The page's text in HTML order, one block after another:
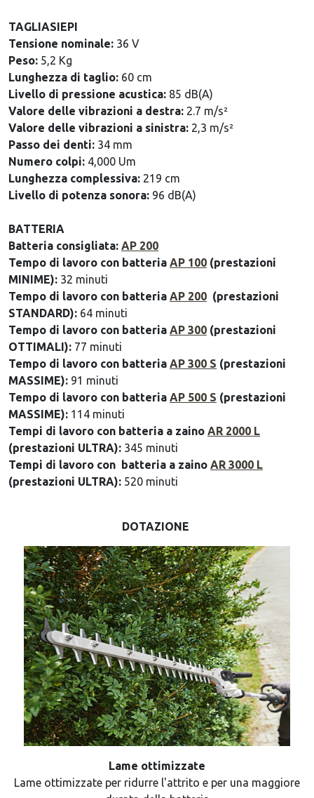
TAGLIASIEPI
Tensione nominale: 36 V
Peso: 5,2 Kg
Lunghezza di taglio: 60 cm
Livello di pressione acustica: 85 dB(A)
Valore delle vibrazioni a destra: 2.7 m/s²
Valore delle vibrazioni a sinistra: 2,3 m/s²
Passo dei denti: 34 mm
Numero colpi: 4,000 Um
Lunghezza complessiva: 219 cm
Livello di potenza sonora: 96 dB(A)
BATTERIA
Batteria consigliata: AP 200
Tempo di lavoro con batteria AP 100 (prestazioni
MINIME): 32 minuti
Tempo di lavoro con batteria AP 200 (prestazioni
STANDARD): 64 minuti
Tempo di lavoro con batteria AP 300 (prestazioni
OTTIMALI): 77 minuti
Tempo di lavoro con batteria AP 300 S (prestazioni
MASSIME): 91 minuti
Tempo di lavoro con batteria AP 500 S (prestazioni
MASSIME): 114 minuti
Tempi di lavoro con batteria a zaino AR 2000 L
(prestazioni ULTRA): 345 minuti
Tempi di lavoro con batteria a zaino AR 3000 L
(prestazioni ULTRA): 520 minuti
DOTAZIONE
Lame ottimizzate
Lame ottimizzate per ridurre l'attrito e per una maggiore